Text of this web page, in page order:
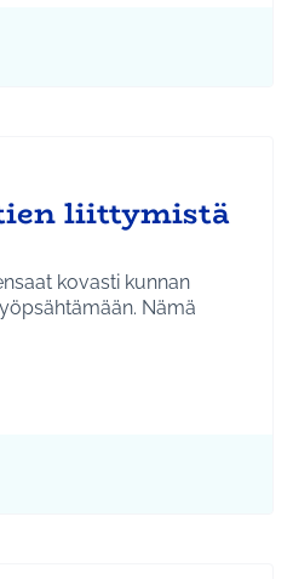
liittymistä
kovasti kunnan
Nämä
Riihikallio